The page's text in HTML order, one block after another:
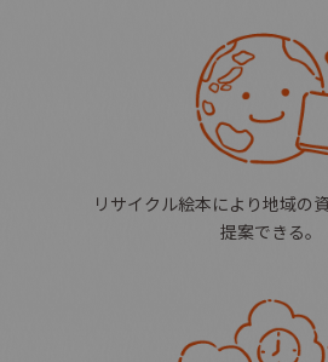
リサイクル絵本により地域の
提案できる。